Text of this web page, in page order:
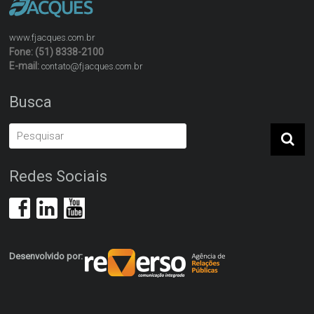
www.fjacques.com.br
Fone: (51) 8338-2100
E-mail:contato@fjacques.com.br
Busca
Redes Sociais
Desenvolvido por: